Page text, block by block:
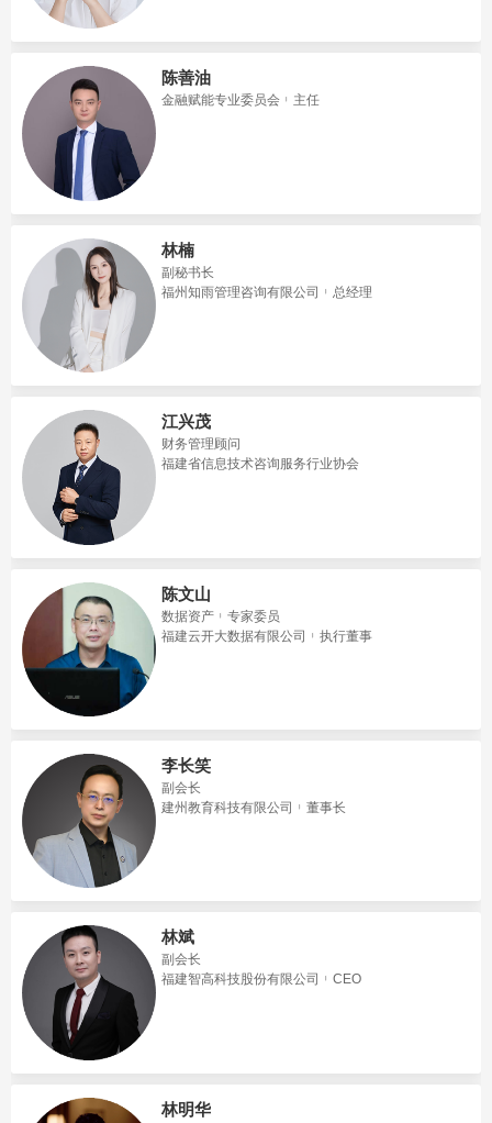
陈善油
金融赋能专业委员会 主任
林楠
副秘书长
福州知雨管理咨询有限公司
总经理
江兴茂
财务管理顾问
福建省信息技术咨询服务行业协会
陈文山
数据资产
专家委员
福建云开大数据有限公司
执行董事
李长笑
副会长
建州教育科技有限公司
董事长
林斌
副会长
福建智高科技股份有限公司
CEO
林明华